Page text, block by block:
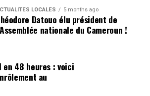
LOCALES 5 months ago
Datouo élu président de
nationale du Cameroun !
en 48 heures : voici
au